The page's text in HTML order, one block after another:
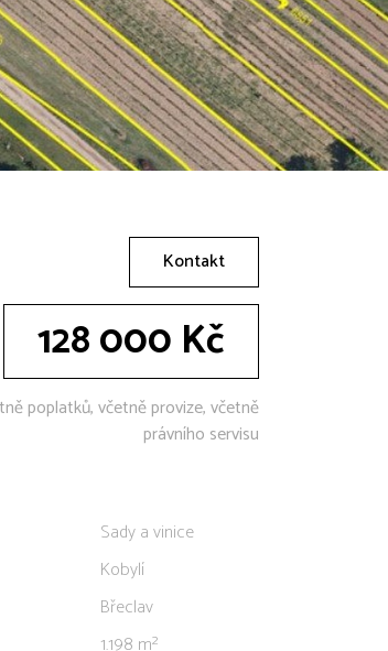
Kontakt
128 000 Kč
poplatků, včetně provize, včetně
právního servisu
Sady a vinice
Kobylí
Břeclav
1.198 m²